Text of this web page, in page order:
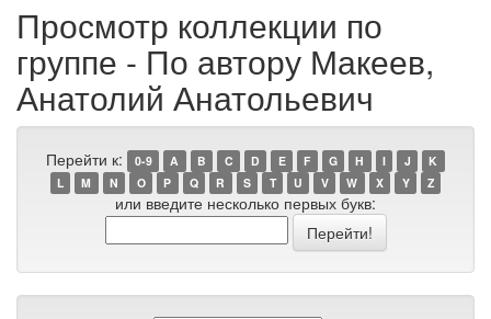
Просмотр коллекции по
группе - По автору Макеев,
Анатолий Анатольевич
Перейти к: 0-9 A B C D E F G H I J
K
L
M N O P Q R S T U V W X Y Z
или введите несколько первых букв: